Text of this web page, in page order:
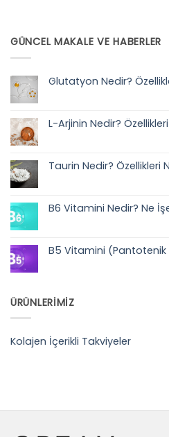
GÜNCEL MAKALE VE HABERLER
Glutatyon Nedir?
Nedir?
Özellikleri
L-Arjinin Nedir?
Arjinin
Nedir?
Taurin Nedir? Özellikleri
Nedir?
Özellikleri
B6 Vitamini Nedir? Ne
Vitamini
Nedir?
B5 Vitamini (Pantotenik
(Pantotenik
Asit)
Yarar?
ÜRÜNLERİMİZ
Kolajen İçerikli Takviyeler